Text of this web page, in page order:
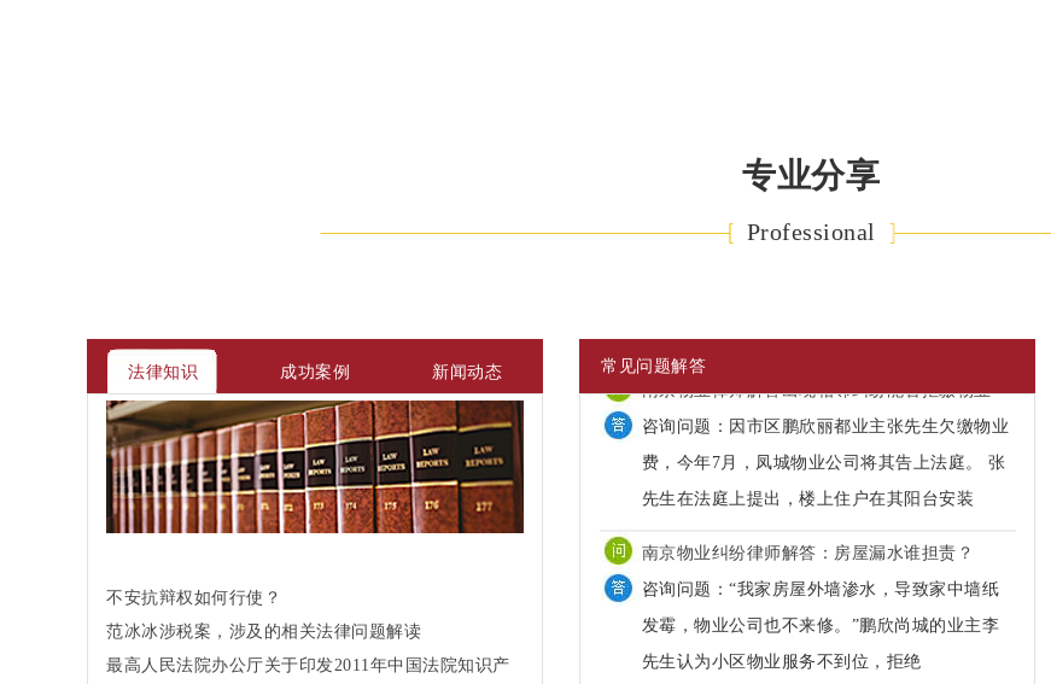
专业分享
Professional
法律知识 成功案例 新闻动态
不安抗辩权如何行使？
范冰冰涉税案，涉及的相关法律问题解读
最高人民法院办公厅关于印发2011年中国法院知识产
常见问题解答
南京物业纠纷律师解答：房屋漏水谁担责？
咨询问题：“我家房屋外墙渗水，导致家中墙纸
发霉，物业公司也不来修。”鹏欣尚城的业主李
民间借贷如何“合法”还钱?
谢瑛律师解答： 首先，借款人应当按照约定的期
限返还借款。 对借款期限没有约定或者约定不明